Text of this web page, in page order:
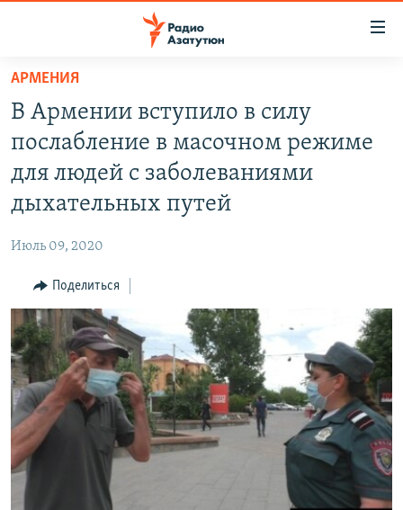
Перейти
основному
содержанию
основной
Перейти
поиску
НОВОСТИ
РЕГИОН
НАГОРНЫЙ КАРАБАХ
КУЛЬТУРА
СПОРТ
АРХИВ
Հայերեն
English
АРМЕНИЯ
В Армении вступило в силу
послабление в масочном режиме
для людей с заболеваниями
дыхательных путей
Июль 09, 2020
Поделиться